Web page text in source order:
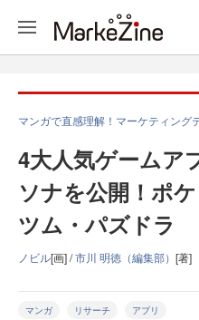
マンガで直感理解！マーケティング
4大人気ゲームア
ソナを公開！ポ
ツム・パズドラ
ノビル[画] /市川 明徳（編集部） [著]
マンガ リサーチ アプリ